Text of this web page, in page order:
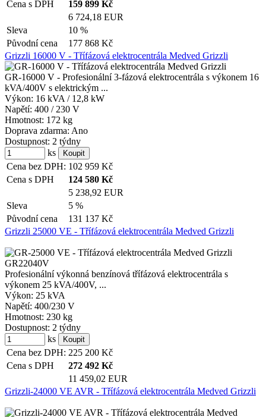
Cena s DPH
159 899 Kč
6 724,18 EUR
Sleva
10 %
Původní cena
177 868 Kč
Grizzli 16000 V - Třífázová elektrocentrála Medved Grizzli
GR-16000 V - Profesionální 3-fázová elektrocentrála s výkonem 16
kVA/400V s elektrickým ...
Výkon: 16 kVA / 12,8 kW
Napětí: 400 / 230 V
Hmotnost: 172 kg
Doprava zdarma: Ano
Dostupnost: 2 týdny
ks
Cena bez DPH: 102 959 Kč
Cena s DPH
124 580 Kč
5 238,92 EUR
Sleva
5 %
Původní cena
131 137 Kč
Grizzli 25000 VE - Třífázová elektrocentrála Medved Grizzli
Profesionální výkonná benzínová třífázová elektrocentrála s
výkonem 25 kVA/400V, ...
Výkon: 25 kVA
Napětí: 400/230 V
Hmotnost: 230 kg
Dostupnost: 2 týdny
ks
Cena bez DPH: 225 200 Kč
Cena s DPH
272 492 Kč
11 459,02 EUR
Grizzli-24000 VE AVR - Třífázová elektrocentrála Medved Grizzli